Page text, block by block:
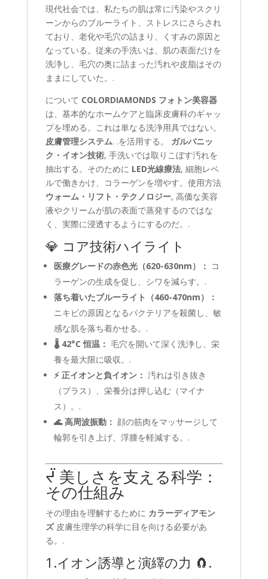
現代社会では、私たちの肌は常に汚染やスクリ
ーンからのブルーライト、ストレスにさらされ
ており、老化や毛穴の詰まり、くすみの原因と
なっている。従来の手洗いは、肌の表面だけを
洗浄し、毛穴の奥に詰まった汚れや皮脂はその
ままにしていた。.
について COLORDIAMONDS フォトン美容器
は、基本的なホームケアと臨床皮膚科のギャッ
プを埋める。これは単なる洗浄用具ではない。
皮膚管理システム. .を活用する。 ガルバニッ
ク・イオン技術, 手洗いでは取りこぼす汚れを
抽出する。そのために LED光線療法, 細胞レベ
ルで働きかけ、コラーゲンを増やす。使用方法
ウォーム・リフト・テクノロジー, 高価な美容
液やクリームが肌の表面で蒸発するのではな
く、実際に浸透するようにするのだ。.
💎 コア技術ハイライト
医療グレードの赤色光（620-630nm）： コ
ラーゲンの生成を促し、シワを減らす。.
落ち着いたブルーライト（460-470nm）：
ニキビの原因となるバクテリアを殺菌し、敏
感な肌を落ち着かせる。.
🌡️ 42°C 恒温： 毛穴を開いて深く洗浄し、栄
養を最大限に吸収。.
⚡ 正イオンと負イオン： 汚れは引き抜き
（プラス）、栄養分は押し込む（マイナ
ス）。.
🌊 高周波振動： 顔の筋肉をマッサージして
輪郭を引き上げ、浮腫を軽減する。.
ᔬ 美しさを支える科学：
その仕組み
その理由を理解するために カラーディアモン
ズ皮膚生理学の科学に目を向ける必要があ
る。.
1.イオン誘導と演繹の力 🧲.